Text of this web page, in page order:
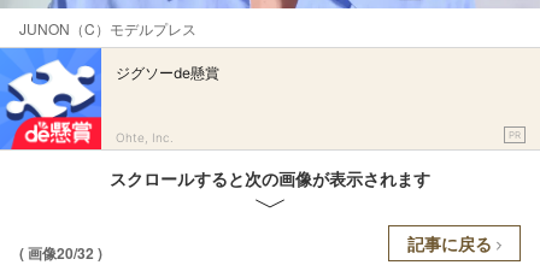
JUNON（C）モデルプレス
ジグソーde懸賞
Ohte, Inc. PR
スクロールすると次の画像が表示されます
( 画像20/32 ) 記事に戻る